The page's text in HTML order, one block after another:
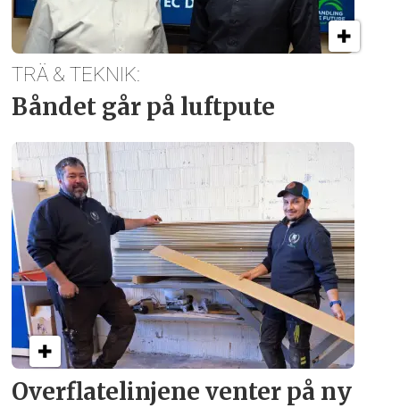
Overflate­linjene venter på ny
TRÄ & TEKNIK:
Båndet går på luftpute